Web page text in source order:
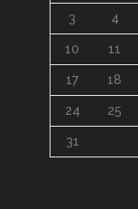
3 4
10 11
17 18
24 25
31